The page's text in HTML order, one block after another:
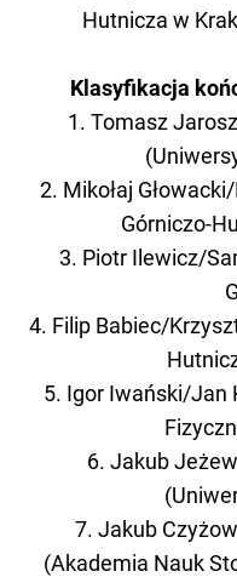
Hutnicza w
Klasyfikacja
1. Tomasz
2. Mikołaj
Górniczo-
3. Piotr Ilewicz/
4. Filip Babiec/
5. Igor Iwański/Jan
6. Jakub
7. Jakub
(Akademia Nauk